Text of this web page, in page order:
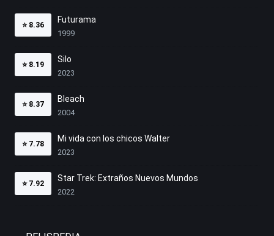
⭐ 8.36
Futurama
1999
⭐ 8.19
Silo
2023
⭐ 8.37
Bleach
2004
⭐ 7.78
Mi vida con los chicos Walter
2023
⭐ 7.92
Star Trek: Extraños Nuevos Mundos
2022